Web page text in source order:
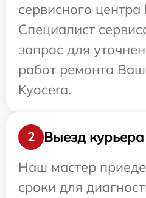
сервисного центра
Специалист
запрос для
работ ремонта
Kyocera.
2
Выезд
Наш мастер
сроки для